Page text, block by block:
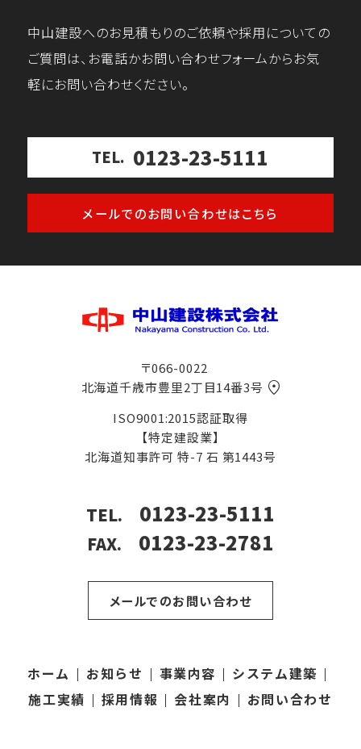
中山建設へのお見積もりのご依頼や採用についての
ご質問は、お電話かお問い合わせフォームからお気
軽にお問い合わせください。
TEL. 0123-23-5111
メールでのお問い合わせはこちら
〒066-0022
北海道千歳市豊里2丁目14番3号
ISO9001:2015認証取得
【特定建設業】
北海道知事許可特-7 石 第1443号
TEL. 0123-23-5111
FAX. 0123-23-2781
メールでのお問い合わせ
ホーム お知らせ 事業内容
システム建築
施工実績
採用情報 会社案内 お問い合わせ